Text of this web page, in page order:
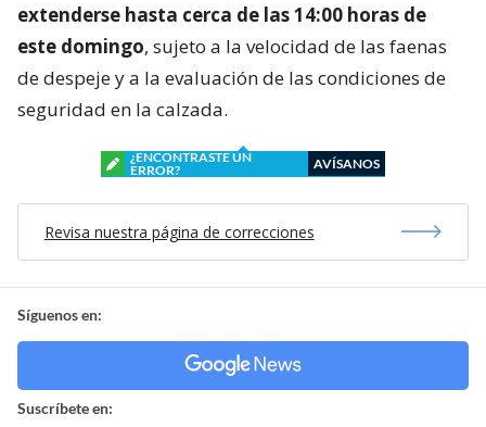
extenderse hasta cerca de las 14:00 horas de
este domingo, sujeto a la velocidad de las faenas
de despeje y a la evaluación de las condiciones de
seguridad en la calzada.
¿ENCONTRASTE UN
ERROR?
AVÍSANOS
Revisa nuestra página de correcciones
Síguenos en:
Suscríbete en: